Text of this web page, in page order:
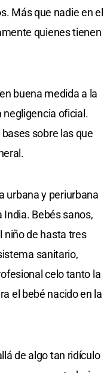
Más que nadie en el
quienes tienen
buena medida a la
negligencia oficial.
sobre las que
urbana y periurbana
India. Bebés sanos,
niño de hasta tres
sanitario,
celo tanto la
el bebé nacido en la
de algo tan ridículo